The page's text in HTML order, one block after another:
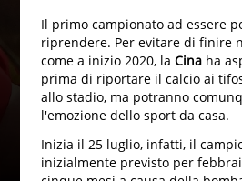
Il primo campionato ad essere
riprendere. Per evitare di finire
come a inizio 2020, la Cina ha
prima di riportare il calcio ai
allo stadio, ma potranno
l'emozione dello sport da casa.
Inizia il 25 luglio, infatti, il
inizialmente previsto per